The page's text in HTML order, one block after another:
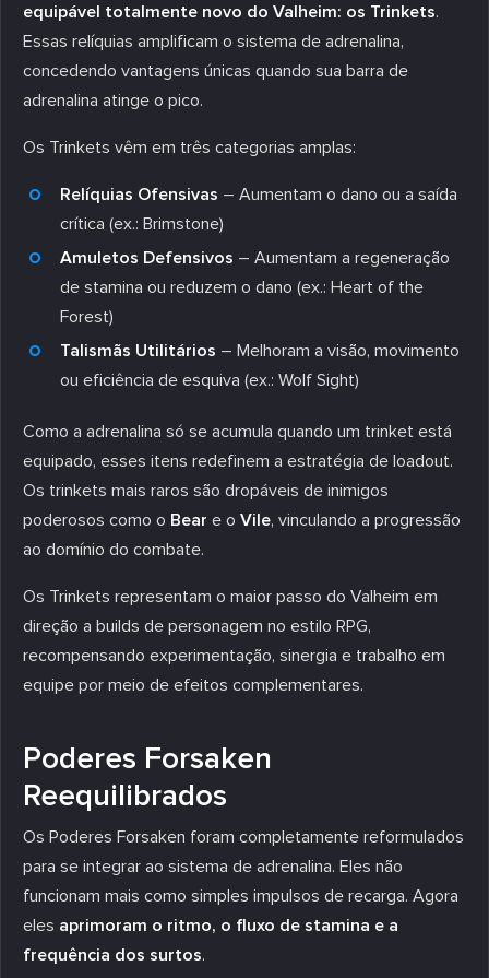
equipável totalmente novo do Valheim: os Trinkets.
Essas relíquias amplificam o sistema de adrenalina,
concedendo vantagens únicas quando sua barra de
adrenalina atinge o pico.
Os Trinkets vêm em três categorias amplas:
Relíquias Ofensivas – Aumentam o dano ou a saída
crítica (ex.: Brimstone)
Amuletos Defensivos – Aumentam a regeneração
de stamina ou reduzem o dano (ex.: Heart of the
Forest)
Talismãs Utilitários – Melhoram a visão, movimento
ou eficiência de esquiva (ex.: Wolf Sight)
Como a adrenalina só se acumula quando um trinket está
equipado, esses itens redefinem a estratégia de loadout.
Os trinkets mais raros são dropáveis de inimigos
poderosos como o Bear e o Vile, vinculando a progressão
ao domínio do combate.
Os Trinkets representam o maior passo do Valheim em
direção a builds de personagem no estilo RPG,
recompensando experimentação, sinergia e trabalho em
equipe por meio de efeitos complementares.
Poderes Forsaken
Reequilibrados
Os Poderes Forsaken foram completamente reformulados
para se integrar ao sistema de adrenalina. Eles não
funcionam mais como simples impulsos de recarga. Agora
eles aprimoram o ritmo, o fluxo de stamina e a
frequência dos surtos.